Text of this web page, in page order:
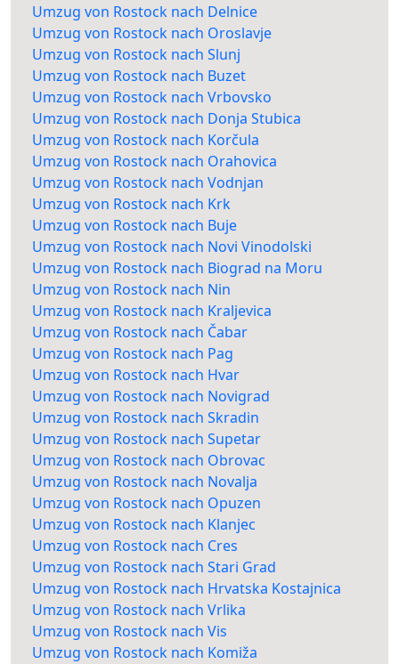
Umzug von Rostock nach Delnice
Umzug von Rostock nach Oroslavje
Umzug von Rostock nach Slunj
Umzug von Rostock nach Buzet
Umzug von Rostock nach Vrbovsko
Umzug von Rostock nach Donja Stubica
Umzug von Rostock nach Korčula
Umzug von Rostock nach Orahovica
Umzug von Rostock nach Vodnjan
Umzug von Rostock nach Krk
Umzug von Rostock nach Buje
Umzug von Rostock nach Novi Vinodolski
Umzug von Rostock nach Biograd na Moru
Umzug von Rostock nach Nin
Umzug von Rostock nach Kraljevica
Umzug von Rostock nach Čabar
Umzug von Rostock nach Pag
Umzug von Rostock nach Hvar
Umzug von Rostock nach Novigrad
Umzug von Rostock nach Skradin
Umzug von Rostock nach Supetar
Umzug von Rostock nach Obrovac
Umzug von Rostock nach Novalja
Umzug von Rostock nach Opuzen
Umzug von Rostock nach Klanjec
Umzug von Rostock nach Cres
Umzug von Rostock nach Stari Grad
Umzug von Rostock nach Hrvatska Kostajnica
Umzug von Rostock nach Vrlika
Umzug von Rostock nach Vis
Umzug von Rostock nach Komiža